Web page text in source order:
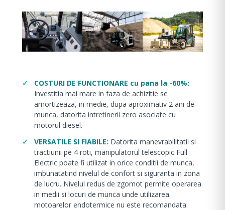
COSTURI DE FUNCTIONARE cu pana la -60%:
Investitia mai mare in faza de achizitie se
amortizeaza, in medie, dupa aproximativ 2 ani de
munca, datorita intretinerii zero asociate cu
motorul diesel.
VERSATILE SI FIABILE: Datorita manevrabilitatii si
tractiunii pe 4 roti, manipulatorul telescopic Full
Electric poate fi utilizat in orice conditii de munca,
imbunatatind nivelul de confort si siguranta in zona
de lucru. Nivelul redus de zgomot permite operarea
in medii si locuri de munca unde utilizarea
motoarelor endotermice nu este recomandata.